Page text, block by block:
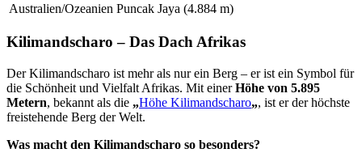
Australien/Ozeanien Puncak Jaya (4.884 m)
Kilimandscharo – Das Dach Afrikas
Der Kilimandscharo ist mehr als nur ein Berg – er ist ein Symbol für
die Schönheit und Vielfalt Afrikas. Mit einerHöhe von 5.895
Metern, bekannt als die „Höhe Kilimandscharo„, ist er der höchste
freistehende Berg der Welt.
Was macht den Kilimandscharo so besonders?